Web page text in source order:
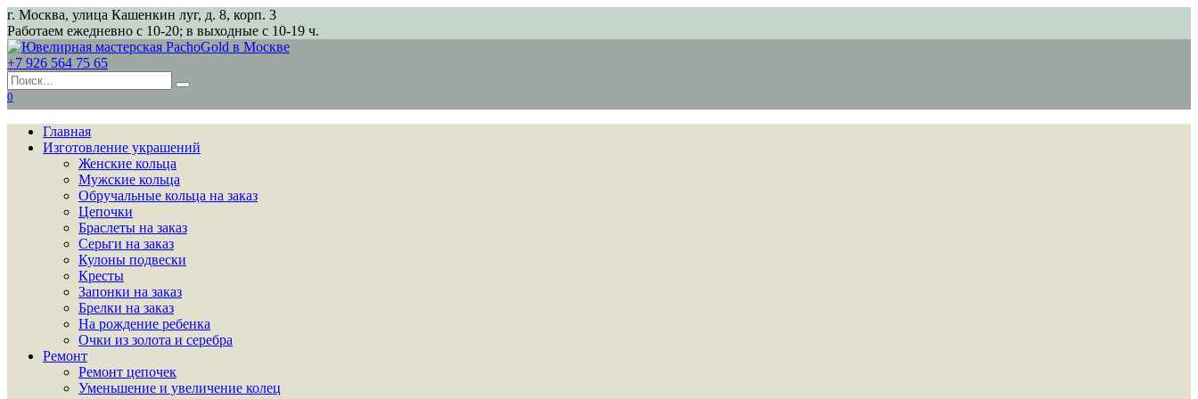
Перейти
к
содержанию
г. Москва, улица Кашенкин луг, д. 8, корп. 3
Работаем ежедневно с 10-20; в выходные с 10-19 ч.
+7 926 564 75 65
Search
for:
0
Главная
Изготовление украшений
Женские кольца
Мужские кольца
Обручальные кольца на заказ
Цепочки
Браслеты на заказ
Серьги на заказ
Кулоны подвески
Кресты
Запонки на заказ
Брелки на заказ
На рождение ребенка
Очки из золота и серебра
Ремонт
Ремонт цепочек
Уменьшение и увеличение колец